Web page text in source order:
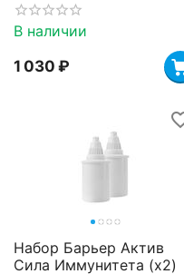
В наличии
1 030 ₽
Набор Барьер Актив
Сила Иммунитета (х2)